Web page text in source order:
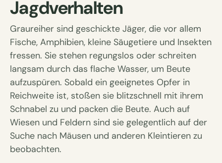
Jagdverhalten
Graureiher sind geschickte Jäger, die vor allem
Fische, Amphibien, kleine Säugetiere und Insekten
fressen. Sie stehen regungslos oder schreiten
langsam durch das flache Wasser, um Beute
aufzuspüren. Sobald ein geeignetes Opfer in
Reichweite ist, stoßen sie blitzschnell mit ihrem
Schnabel zu und packen die Beute. Auch auf
Wiesen und Feldern sind sie gelegentlich auf der
Suche nach Mäusen und anderen Kleintieren zu
beobachten.